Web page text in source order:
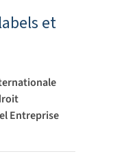
et
Entreprise